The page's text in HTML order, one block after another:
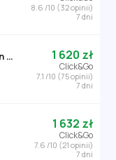
8.6 /10 (32 opinii)
7 dni
BSA Holiday Park (Golden Sands)
1 620 zł
Click&Go
7.1 /10 (75 opinii)
7 dni
1 632 zł
Click&Go
7.6 /10 (21 opinii)
7 dni